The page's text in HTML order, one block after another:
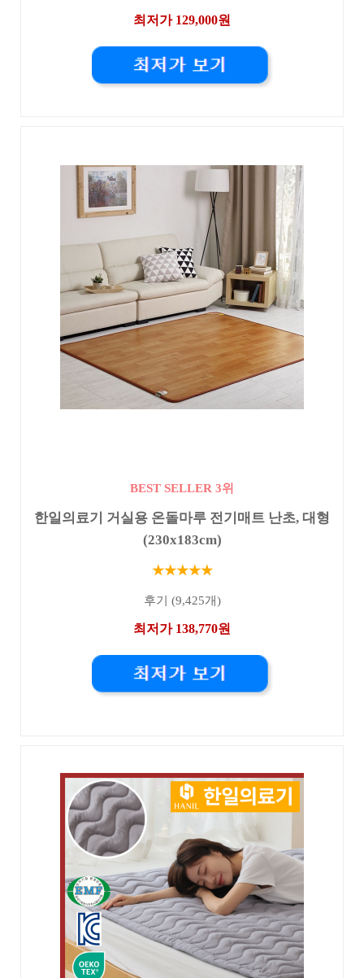
최저가 129,000원
BEST SELLER 3위
한일의료기 거실용 온돌마루 전기매트 난초, 대형
(230x183cm)
★★★★★
후기 (9,425개)
최저가 138,770원